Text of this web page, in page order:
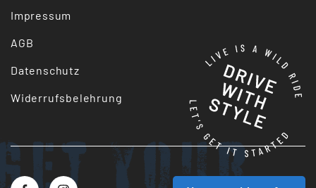
Impressum
AGB
Datenschutz
Widerrufsbelehrung
your